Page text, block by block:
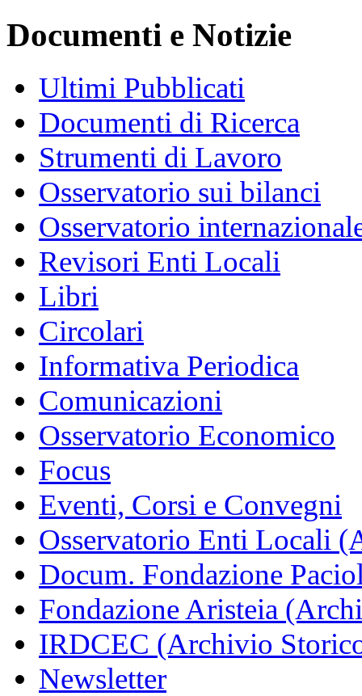
Documenti e Notizie
Ultimi Pubblicati
Documenti di Ricerca
Strumenti di Lavoro
Osservatorio sui bilanci
Osservatorio
Revisori Enti Locali
Libri
Circolari
Informativa Periodica
Comunicazioni
Osservatorio Economico
Focus
Eventi, Corsi e Convegni
Osservatorio Enti Locali
Docum. Fondazione
Fondazione Aristeia
IRDCEC (Archivio
Newsletter